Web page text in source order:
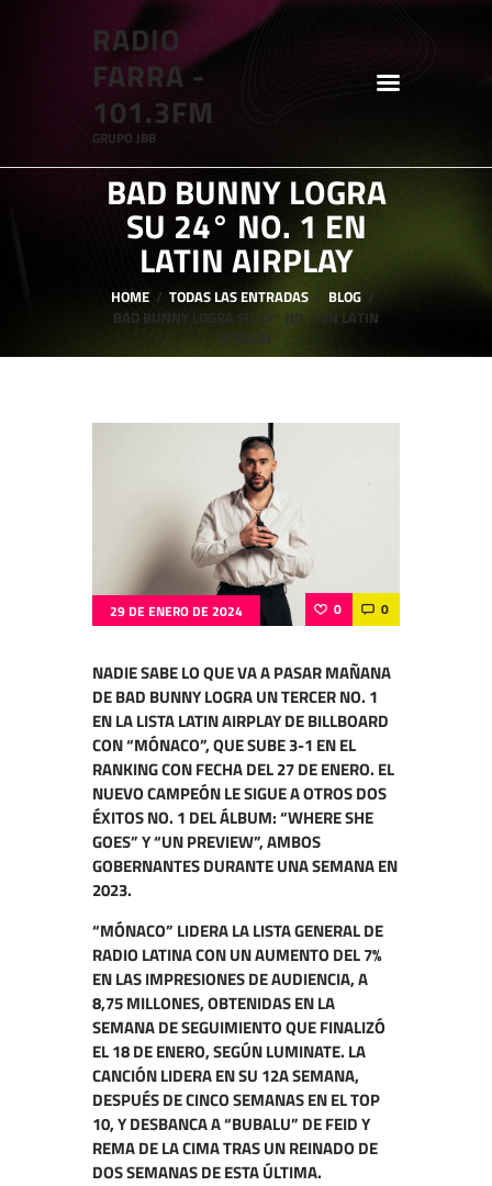
RADIO
FARRA -
101.3FM
GRUPO JBB
BAD BUNNY LOGRA
SU 24° NO. 1 EN
LATIN AIRPLAY
HOME TODAS LAS ENTRADAS
BLOG
BAD BUNNY LOGRA SU 24° NO. 1 EN LATIN
AIRPLAY
RADIO FARRA - 101.3FM
HOME
SHOWS
BLOG
FEATURES
ABOUT
29 DE ENERO DE 2024 0 0
NADIE SABE LO QUE VA A PASAR MAÑANA
DE BAD BUNNY LOGRA UN TERCER NO. 1
EN LA LISTA LATIN AIRPLAY DE BILLBOARD
CON “MÓNACO”, QUE SUBE 3-1 EN EL
RANKING CON FECHA DEL 27 DE ENERO. EL
NUEVO CAMPEÓN LE SIGUE A OTROS DOS
ÉXITOS NO. 1 DEL ÁLBUM: “WHERE SHE
GOES” Y “UN PREVIEW”, AMBOS
GOBERNANTES DURANTE UNA SEMANA EN
2023.
“MÓNACO” LIDERA LA LISTA GENERAL DE
RADIO LATINA CON UN AUMENTO DEL 7%
EN LAS IMPRESIONES DE AUDIENCIA, A
8,75 MILLONES, OBTENIDAS EN LA
SEMANA DE SEGUIMIENTO QUE FINALIZÓ
EL 18 DE ENERO, SEGÚN LUMINATE. LA
CANCIÓN LIDERA EN SU 12A SEMANA,
DESPUÉS DE CINCO SEMANAS EN EL TOP
10, Y DESBANCA A “BUBALU” DE FEID Y
REMA DE LA CIMA TRAS UN REINADO DE
DOS SEMANAS DE ESTA ÚLTIMA.